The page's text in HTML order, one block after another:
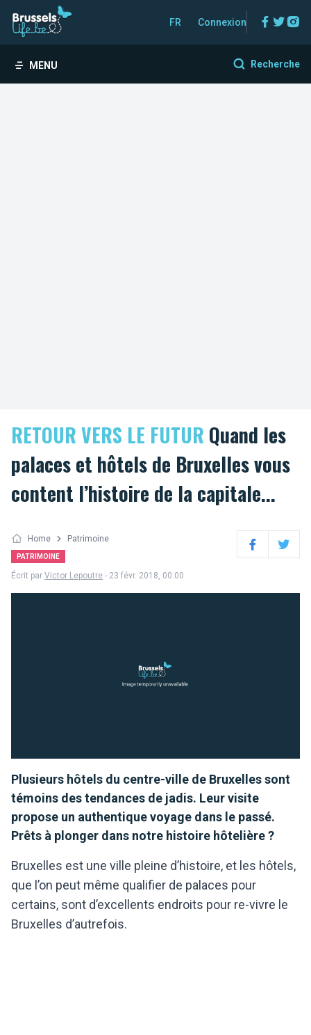
FR Connexion
MENU Recherche
RETOUR VERS LE FUTUR Quand les
palaces et hôtels de Bruxelles vous
content l’histoire de la capitale...
Home Patrimoine
PATRIMOINE FacebookTwitter
Écrit par Victor Lepoutre - 23 févr. 2018, 00:00
Plusieurs hôtels du centre-ville de Bruxelles sont
témoins des tendances de jadis. Leur visite
propose un authentique voyage dans le passé.
Prêts à plonger dans notre histoire hôtelière ?
Bruxelles est une ville pleine d’histoire, et les hôtels,
que l’on peut même qualifier de palaces pour
certains, sont d’excellents endroits pour re-vivre le
Bruxelles d’autrefois.